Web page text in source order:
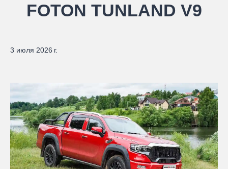
FOTON TUNLAND V9
3 июля 2026 г.